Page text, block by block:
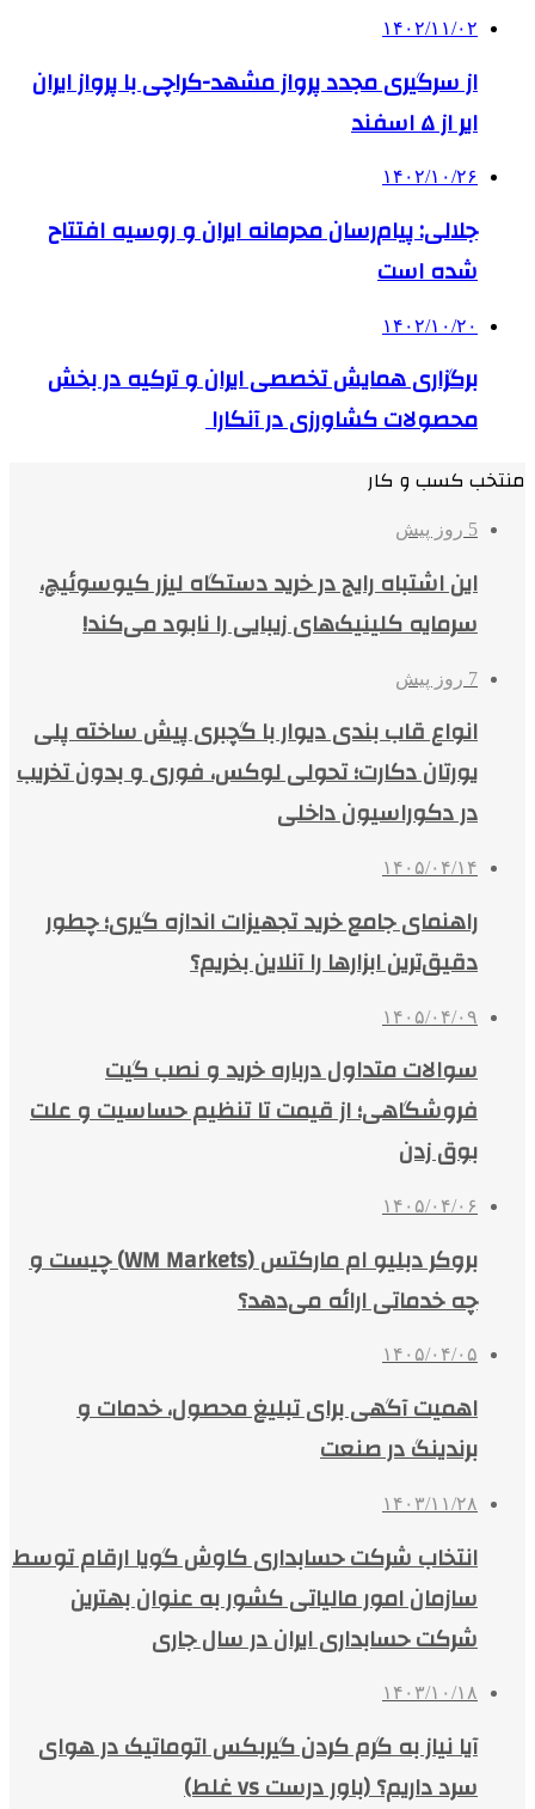
۱۴۰۲/۱۱/۰۲
از سرگیری مجدد پرواز مشهد-کراچی با پرواز ایران
ایر از ۵ اسفند
۱۴۰۲/۱۰/۲۶
جلالی: پیام‌رسان محرمانه ایران و روسیه افتتاح
شده است
۱۴۰۲/۱۰/۲۰
برگزاری همایش تخصصی ایران و ترکیه در بخش
محصولات کشاورزی در آنکارا
منتخب کسب و کار
5 روز پیش
این اشتباه رایج در خرید دستگاه لیزر کیوسوئیچ،
سرمایه کلینیک‌های زیبایی را نابود می‌کند!
7 روز پیش
انواع قاب بندی دیوار با گچبری پیش ساخته پلی
یورتان دکارت؛ تحولی لوکس، فوری و بدون تخریب
در دکوراسیون داخلی
۱۴۰۵/۰۴/۱۴
راهنمای جامع خرید تجهیزات اندازه گیری؛ چطور
دقیق‌ترین ابزارها را آنلاین بخریم؟
۱۴۰۵/۰۴/۰۹
سوالات متداول درباره خرید و نصب گیت
فروشگاهی؛ از قیمت تا تنظیم حساسیت و علت
بوق زدن
۱۴۰۵/۰۴/۰۶
بروکر دبلیو ام مارکتس (WM Markets) چیست و
چه خدماتی ارائه می‌دهد؟
۱۴۰۵/۰۴/۰۵
اهمیت آگهی برای تبلیغ محصول، خدمات و
برندینگ در صنعت
۱۴۰۳/۱۱/۲۸
انتخاب شرکت حسابداری کاوش گویا ارقام توسط
سازمان امور مالیاتی کشور به عنوان بهترین
شرکت حسابداری ایران در سال جاری
۱۴۰۳/۱۰/۱۸
آیا نیاز به گرم کردن گیربکس اتوماتیک در هوای
سرد داریم؟ (باور درست vs غلط)